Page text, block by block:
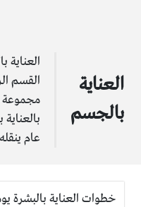
العناية
بالجسم
العناية
القسم
مجموعة
عام
خطوات العناية بالبشرة